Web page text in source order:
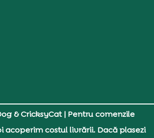
& CricksyCat| Pentru comenzile
acoperim costul livrării. Dacă plasezi